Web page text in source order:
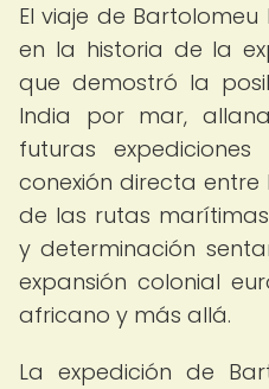
El viaje de
en la historia de la
que demostró la
India por mar,
futuras
conexión directa
de las rutas
y determinación
expansión colonial
africano y más allá.
La expedición de